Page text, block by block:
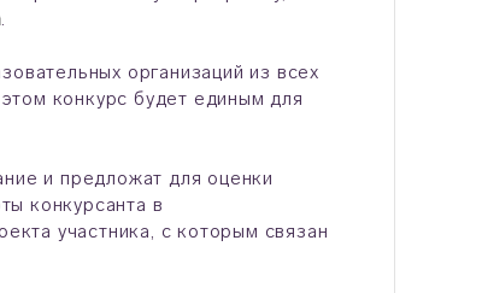
.
организаций из всех
конкурс будет единым для
и предложат для оценки
конкурсанта в
участника, с которым связан